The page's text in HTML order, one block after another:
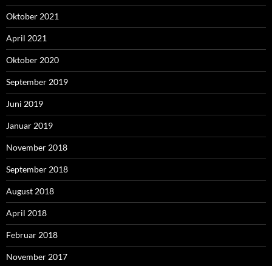
Oktober 2021
April 2021
Oktober 2020
September 2019
Juni 2019
Januar 2019
November 2018
September 2018
August 2018
April 2018
Februar 2018
November 2017